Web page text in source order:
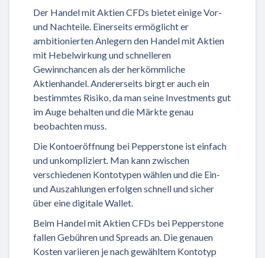
Der Handel mit Aktien CFDs bietet einige Vor-
und Nachteile. Einerseits ermöglicht er
ambitionierten Anlegern den Handel mit Aktien
mit Hebelwirkung und schnelleren
Gewinnchancen als der herkömmliche
Aktienhandel. Andererseits birgt er auch ein
bestimmtes Risiko, da man seine Investments gut
im Auge behalten und die Märkte genau
beobachten muss.
Die Kontoeröffnung bei Pepperstone ist einfach
und unkompliziert. Man kann zwischen
verschiedenen Kontotypen wählen und die Ein-
und Auszahlungen erfolgen schnell und sicher
über eine digitale Wallet.
Beim Handel mit Aktien CFDs bei Pepperstone
fallen Gebühren und Spreads an. Die genauen
Kosten variieren je nach gewähltem Kontotyp